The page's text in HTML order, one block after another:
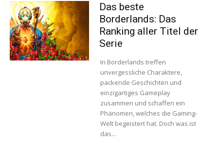
Das beste
Borderlands: Das
Ranking aller Titel der
Serie
In Borderlands treffen
unvergessliche Charaktere,
packende Geschichten und
einzigartiges Gameplay
zusammen und schaffen ein
Phänomen, welches die Gaming-
Welt begeistert hat. Doch was ist
das...